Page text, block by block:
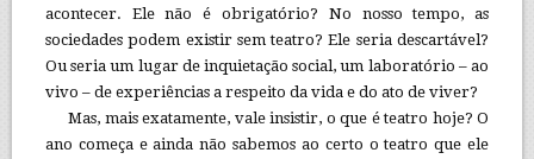
acontecer. Ele não é obrigatório? No nosso tempo, as
sociedades podem existir sem teatro? Ele seria descartável?
Ou seria um lugar de inquietação social, um laboratório – ao
vivo – de experiências a respeito da vida e do ato de viver?
Mas, mais exatamente, vale insistir, o que é teatro hoje? O
ano começa e ainda não sabemos ao certo o teatro que ele